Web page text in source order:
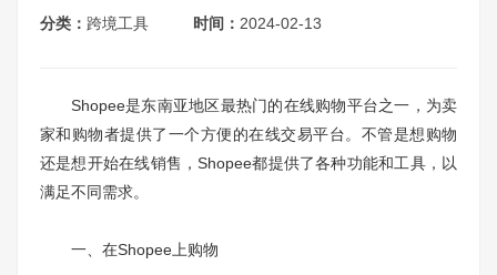
分类： 跨境工具 时间： 2024-02-13
Shopee是东南亚地区最热门的在线购物平台之一，为卖
家和购物者提供了一个方便的在线交易平台。不管是想购物
还是想开始在线销售，Shopee都提供了各种功能和工具，以
满足不同需求。
一、在Shopee上购物